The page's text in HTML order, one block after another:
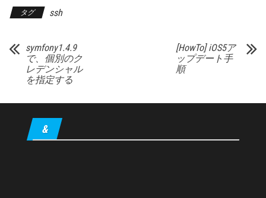
タグ ssh
symfony1.4.9
で、個別のク
レデンシャル
を指定する
[HowTo] iOS5ア
ップデート手
順
&